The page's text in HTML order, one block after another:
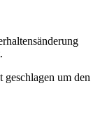
um den